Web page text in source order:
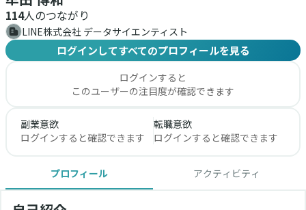
114人のつながり
LINE株式会社 データサイエンティスト
ログインしてすべてのプロフィールを見る
ログインすると
このユーザーの注目度が確認できます
副業意欲
ログインすると確認できます
転職意欲
ログインすると確認できます
プロフィール アクティビティ